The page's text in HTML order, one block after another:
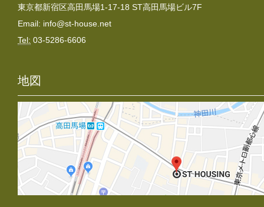
東京都新宿区高田馬場1-17-18 ST高田馬場ビル7F
Email: info@st-house.net
Tel: 03-5286-6606
地図